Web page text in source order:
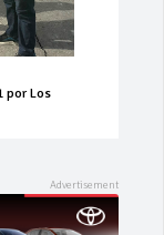
por Los